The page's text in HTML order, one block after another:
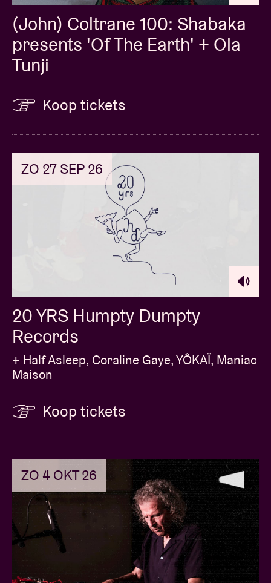
(John) Coltrane 100: Shabaka
presents 'Of The Earth' + Ola
Tunji
Koop tickets
ZO 27 SEP 26
20 YRS Humpty Dumpty
Records
+ Half Asleep, Coraline Gaye, YÔKAÏ, Maniac
Maison
Koop tickets
ZO 4 OKT 26